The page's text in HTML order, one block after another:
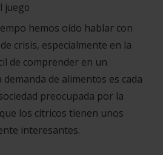
juego
hemos oído hablar con
crisis, especialmente en la
de comprender en un
de alimentos es cada
preocupada por la
los cítricos tienen unos
interesantes.